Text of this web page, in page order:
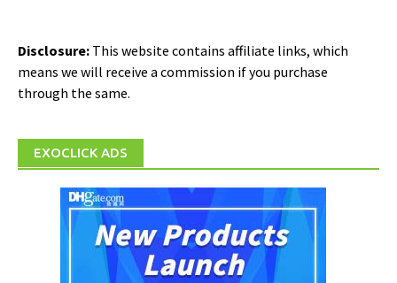
Disclosure: This website contains affiliate links, which
means we will receive a commission if you purchase
through the same.
EXOCLICK ADS